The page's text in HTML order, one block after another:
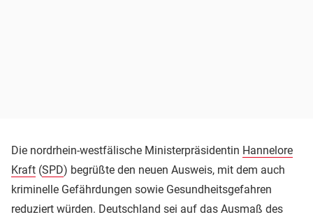
Die nordrhein-westfälische Ministerpräsidentin Hannelore
Kraft (SPD) begrüßte den neuen Ausweis, mit dem auch
kriminelle Gefährdungen sowie Gesundheitsgefahren
reduziert würden. Deutschland sei auf das Ausmaß des